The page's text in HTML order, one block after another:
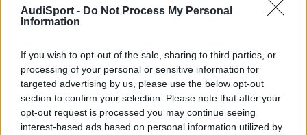
AudiSport - Do Not Process My Personal
Information
If you wish to opt-out of the sale, sharing to third parties, or
processing of your personal or sensitive information for
targeted advertising by us, please use the below opt-out
section to confirm your selection. Please note that after your
opt-out request is processed you may continue seeing
interest-based ads based on personal information utilized by
Responder